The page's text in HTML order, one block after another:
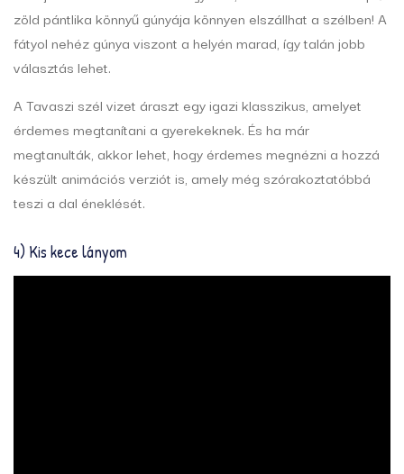
zöld pántlika könnyű gúnyája könnyen elszállhat a szélben! A
fátyol nehéz gúnya viszont a helyén marad, így talán jobb
választás lehet.
A Tavaszi szél vizet áraszt egy igazi klasszikus, amelyet
érdemes megtanítani a gyerekeknek. És ha már
megtanulták, akkor lehet, hogy érdemes megnézni a hozzá
készült animációs verziót is, amely még szórakoztatóbbá
teszi a dal éneklését.
4) Kis kece lányom